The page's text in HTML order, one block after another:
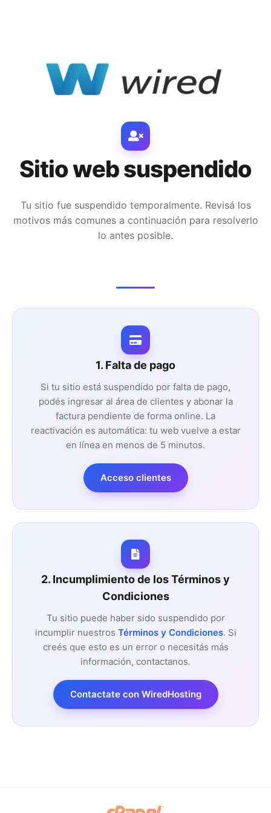
Sitio web suspendido
Tu sitio fue suspendido temporalmente. Revisá los
motivos más comunes a continuación para resolverlo
lo antes posible.
1. Falta de pago
Si tu sitio está suspendido por falta de pago,
podés ingresar al área de clientes y abonar la
factura pendiente de forma online. La
reactivación es automática: tu web vuelve a estar
en línea en menos de 5 minutos.
Acceso clientes
2. Incumplimiento de los Términos y
Condiciones
Tu sitio puede haber sido suspendido por
incumplir nuestros Términos y Condiciones. Si
creés que esto es un error o necesitás más
información, contactanos.
Contactate con WiredHosting